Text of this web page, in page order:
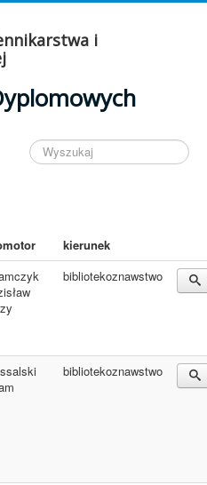
i
kierunek
bibliotekoznawstwo
bibliotekoznawstwo